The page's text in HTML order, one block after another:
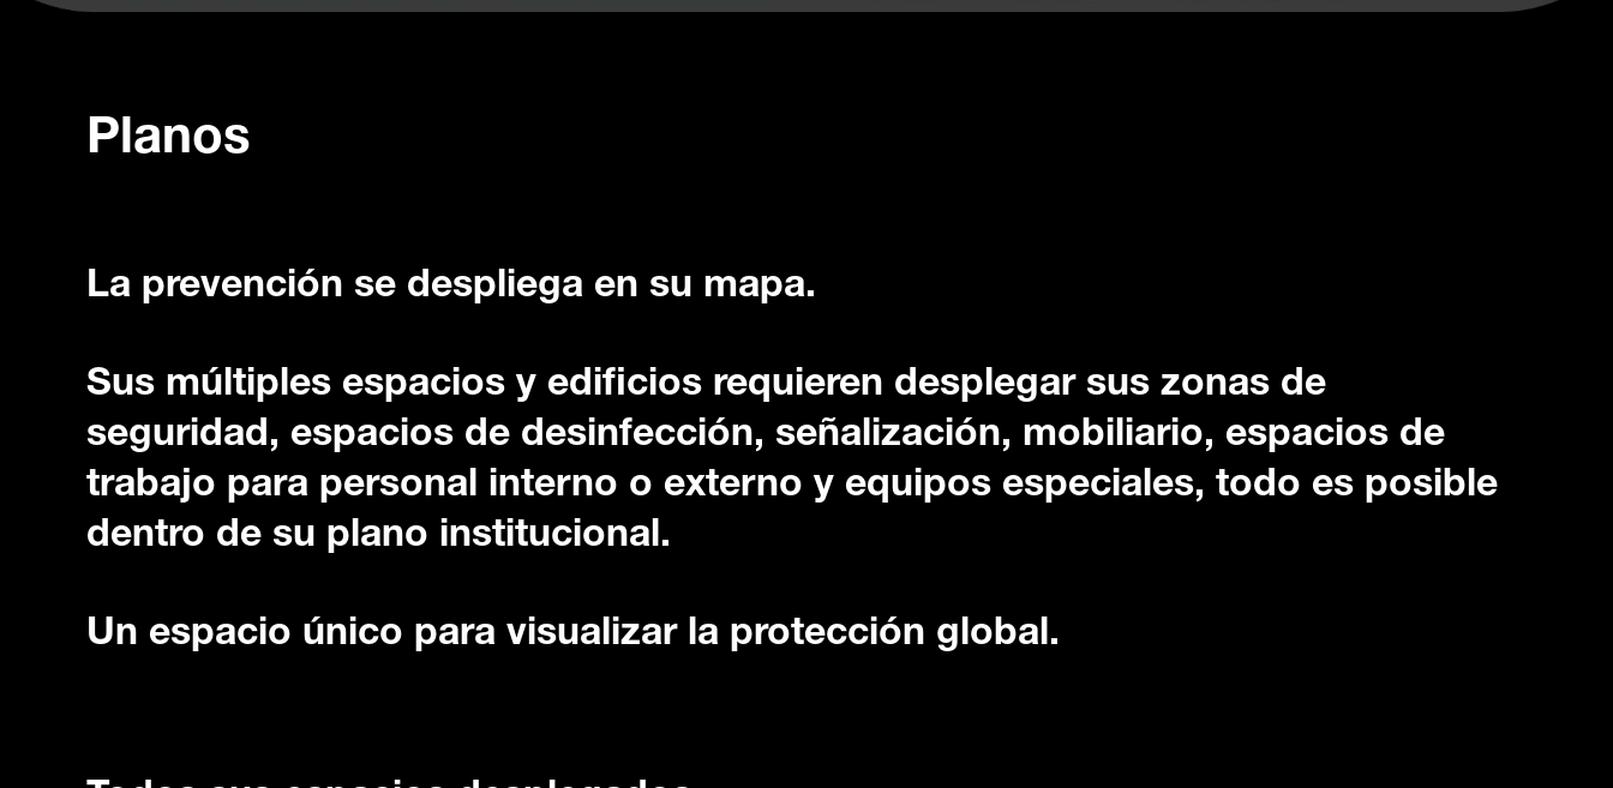
Planos
La prevención se despliega en su mapa.
Sus múltiples espacios y edificios requieren desplegar sus zonas de
seguridad, espacios de desinfección, señalización, mobiliario, espacios de
trabajo para personal interno o externo y equipos especiales, todo es posible
dentro de su plano institucional.
Un espacio único para visualizar la protección global.